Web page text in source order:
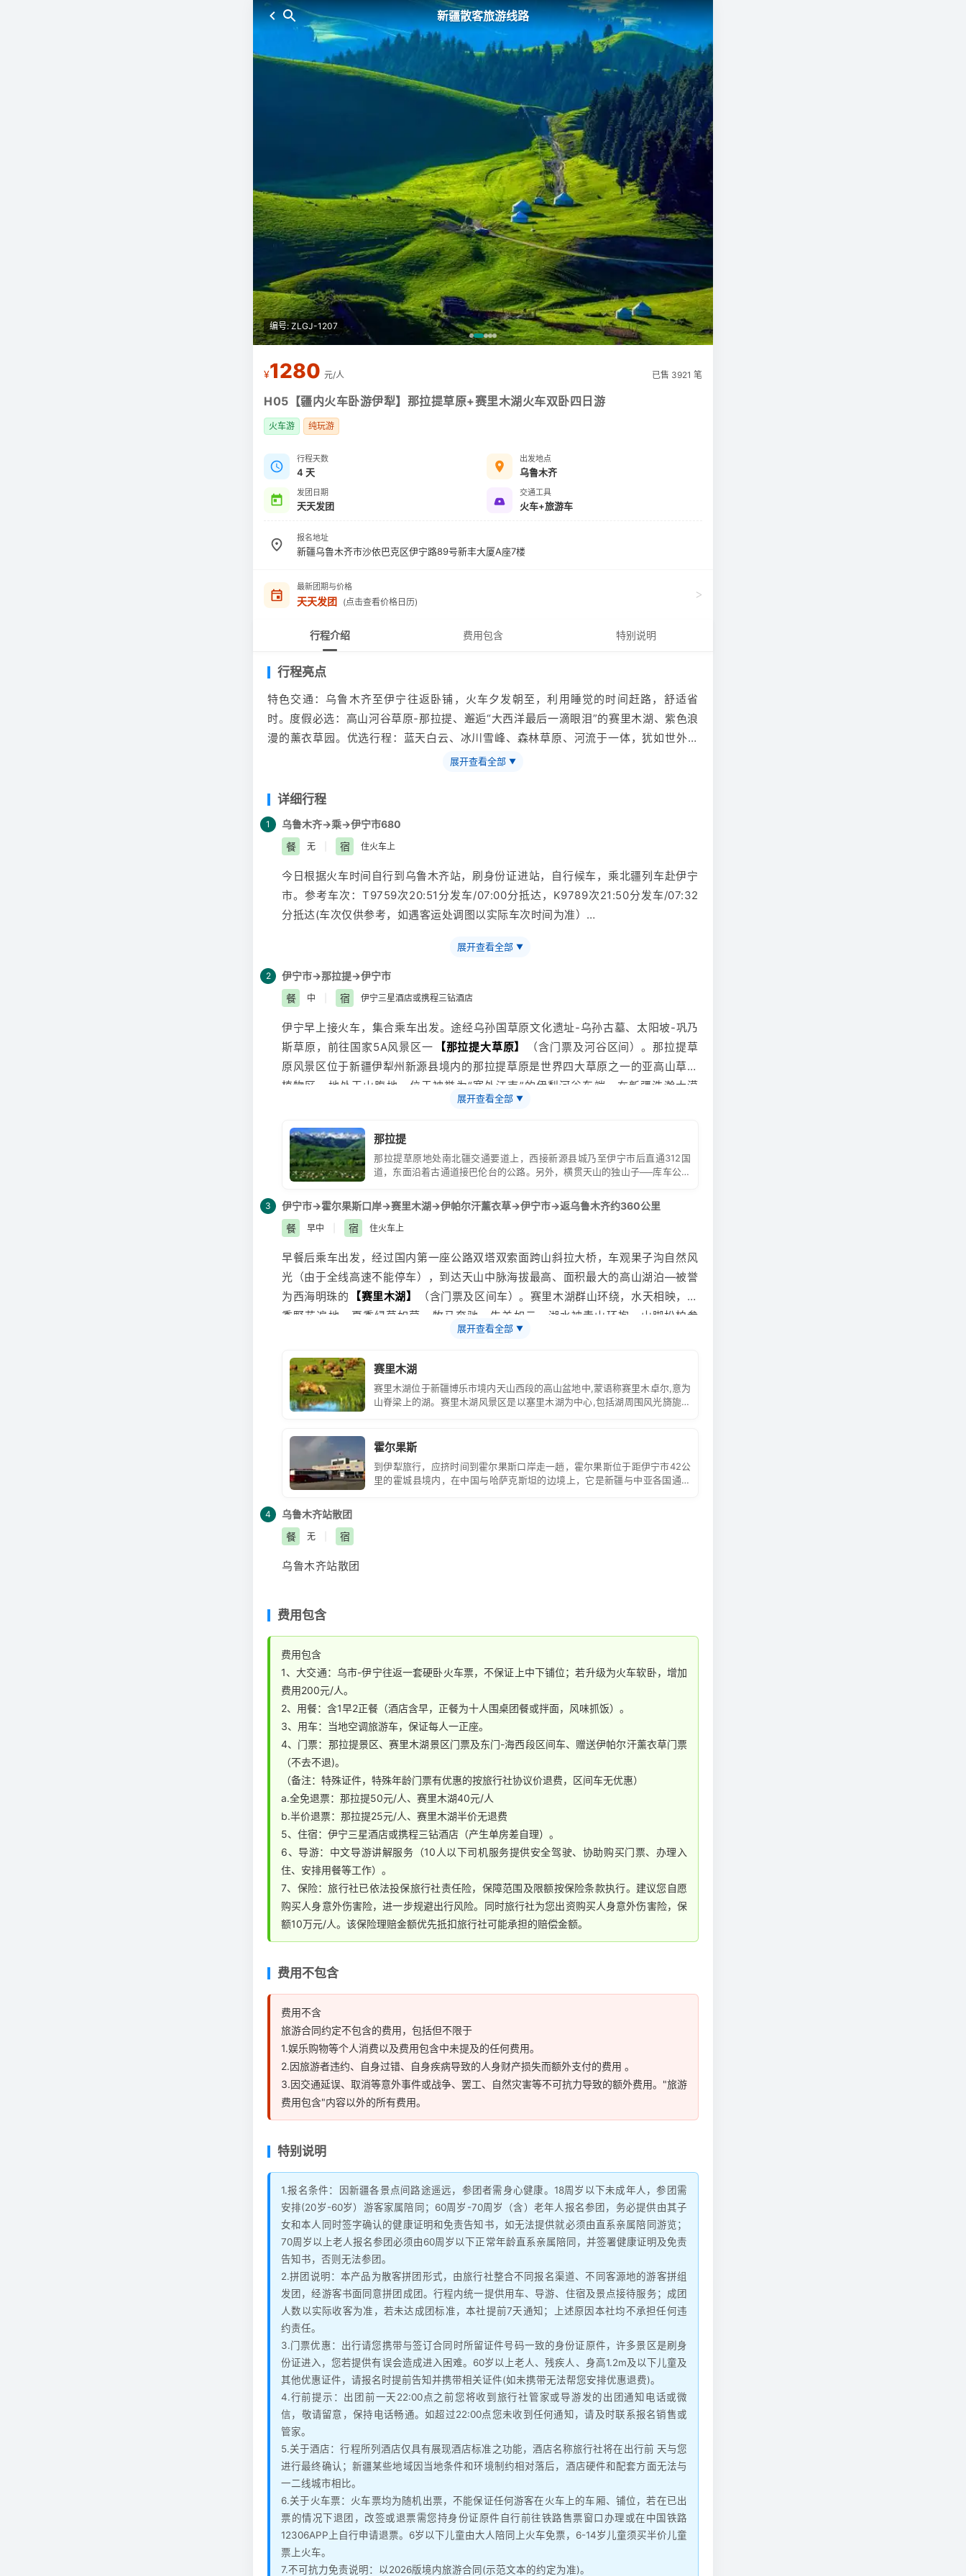
新疆散客旅游线路
编号: ZLGJ-1207
¥1280 元/人 已售 3921 笔
H05【疆内火车卧游伊犁】那拉提草原+赛里木湖火车双卧四日游
火车游 纯玩游
行程天数
4 天
出发地点
乌鲁木齐
发团日期
天天发团
交通工具
火车+旅游车
报名地址
新疆乌鲁木齐市沙依巴克区伊宁路89号新丰大厦A座7楼
最新团期与价格
天天发团 (点击查看价格日历)
>
行程介绍 费用包含 特别说明
行程亮点
特色交通：乌鲁木齐至伊宁往返卧铺，火车夕发朝至，利用睡觉的时间赶路，舒适省
时。度假必选：高山河谷草原-那拉提、邂逅“大西洋最后一滴眼泪”的赛里木湖、紫色浪
漫的薰衣草园。优选行程：蓝天白云、冰川雪峰、森林草原、河流于一体，犹如世外桃
源。服务保障：全程零购物、游览时间更充足，让您尽享旅行乐趣。贴心管家：优秀导
酒店。大众出行：父母游、亲子游、交友团、商务人士的最佳首选。
展开查看全部 ▼
详细行程
1 乌鲁木齐→乘→伊宁市680
餐
无 宿 住火车上
今日根据火车时间自行到乌鲁木齐站，刷身份证进站，自行候车，乘北疆列车赴伊宁
市。参考车次：T9759次20:51分发车/07:00分抵达，K9789次21:50分发车/07:32
分抵达(车次仅供参考，如遇客运处调图以实际车次时间为准）
火车票为电子客票，具体车次、开车时间、车厢号等信息可以在本人铁路12306APP
查看。
出发前检查身份证（小孩户口本）是否带齐。请于出发当日火车开车前2小时至乌鲁
木齐站北广场，持身份证安检进站候车。接团导游或司机会提前与您联系，请务必保
持手机畅通。
3、列车未配备餐车，请您上火车前自行用餐或自备食品。
展开查看全部 ▼
2
伊宁市→那拉提→伊宁市
餐
中 宿 伊宁三星酒店或携程三钻酒店
伊宁早上接火车，集合乘车出发。途经乌孙国草原文化遗址-乌孙古墓、太阳坡-巩乃
斯草原，前往国家5A风景区一
【那拉提大草原】
（含门票及河谷区间）。那拉提草
原风景区位于新疆伊犁州新源县境内的那拉提草原是世界四大草原之一的亚高山草甸
植物区，地处天山腹地，位于被誉为“塞外江南”的伊犁河谷东端，在新疆浩瀚大漠
中；自古以来就是著名的牧场，交错的河道、平展的河谷、高峻的山峰、茂密的森林
交相辉映，优美的草原风光与当地哈萨克民俗风情结合在一起，成为新疆著名的
观光度假区。那拉提犹如一块镶嵌在黄绸缎上的翡翠，格外耀眼。这里山峦起伏，绿
草如茵，既有草原的辽阔，又有溪水的柔美；既有群山的的俊秀，又有松林如涛的气
势。她以特有的原始的自然风貌，向世人展示天山深处一道宛如立体画卷般的风景长
廊。下午乘车返回伊宁入住。
展开查看全部 ▼
那拉提
那拉提草原地处南北疆交通要道上，西接新源县城乃至伊宁市后直通312国
道，东面沿着古通道接巴伦台的公路。另外，横贯天山的独山子──库车公路
县城乃至伊宁市后直通312国道，东面沿着古通道接巴伦台的公路。另外，横
贯天山的独
3
伊宁市→霍尔果斯口岸→赛里木湖→伊帕尔汗薰衣草→伊宁市→返乌鲁木齐约360公里
餐
早中 宿 住火车上
早餐后乘车出发，经过国内第一座公路双塔双索面跨山斜拉大桥，车观果子沟自然风
光（由于全线高速不能停车），到达天山中脉海拔最高、面积最大的高山湖泊—被誉
为西海明珠的
【赛里木湖】
（含门票及区间车）。赛里木湖群山环绕，水天相映，春
季野花遍地，夏季绿草如茵，牧马奔驰，牛羊如云，湖水被青山环抱，山脚松柏参
天，山腰云山雾罩，天月共色，似一幅充满雄旷清澈的诗意画卷。秋季云海苍茫，冬
季瑞雪飞舞，银装素裹，苍松与白雪相映，湖面镶在冰山雪原中，一方寂静北国的林
海雪原。游览结束后赴中国西部最大的陆路口岸
中哈贸易的繁华景象。后前往参观【伊帕尔汗薰衣草】（赠送项目）。然后安排送火
车站，乘火车返乌鲁木齐
展开查看全部 ▼
赛里木湖
赛里木湖位于新疆博乐市境内天山西段的高山盆地中,蒙语称赛里木卓尔,意为
山脊梁上的湖。赛里木湖风景区是以塞里木湖为中心,包括湖周围风光旖旎的
霍尔果斯
到伊犁旅行，应挤时间到霍尔果斯口岸走一趟，霍尔果斯位于距伊宁市42公
里的霍城县境内，在中国与哈萨克斯坦的边境上，它是新疆与中亚各国通商
4
乌鲁木齐站散团
餐
无 宿
乌鲁木齐站散团
费用包含
费用包含
1、大交通：乌市-伊宁往返一套硬卧火车票，不保证上中下铺位；若升级为火车软卧，增加
费用200元/人。
2、用餐：含1早2正餐（酒店含早，正餐为十人围桌团餐或拌面，风味抓饭）。
3、用车：当地空调旅游车，保证每人一正座。
4、门票：那拉提景区、赛里木湖景区门票及东门-海西段区间车、赠送伊帕尔汗薰衣草门票
（不去不退)。
（备注：特殊证件，特殊年龄门票有优惠的按旅行社协议价退费，区间车无优惠）
a.全免退票：那拉提50元/人、赛里木湖40元/人
b.半价退票：那拉提25元/人、赛里木湖半价无退费
5、住宿：伊宁三星酒店或携程三钻酒店（产生单房差自理）。
6、导游：中文导游讲解服务（10人以下司机服务提供安全驾驶、协助购买门票、办理入
住、安排用餐等工作）。
7、保险：旅行社已依法投保旅行社责任险，保障范围及限额按保险条款执行。建议您自愿
购买人身意外伤害险，进一步规避出行风险。同时旅行社为您出资购买人身意外伤害险，保
额10万元/人。该保险理赔金额优先抵扣旅行社可能承担的赔偿金额。
费用不包含
费用不含
旅游合同约定不包含的费用，包括但不限于
1.娱乐购物等个人消费以及费用包含中未提及的任何费用。
2.因旅游者违约、自身过错、自身疾病导致的人身财产损失而额外支付的费用 。
3.因交通延误、取消等意外事件或战争、罢工、自然灾害等不可抗力导致的额外费用。"旅游
费用包含"内容以外的所有费用。
特别说明
1.报名条件：因新疆各景点间路途遥远，参团者需身心健康。18周岁以下未成年人，参团需
安排(20岁-60岁）游客家属陪同；60周岁-70周岁（含）老年人报名参团，务必提供由其子
女和本人同时签字确认的健康证明和免责告知书，如无法提供就必须由直系亲属陪同游览；
70周岁以上老人报名参团必须由60周岁以下正常年龄直系亲属陪同，并签署健康证明及免责
告知书，否则无法参团。
2.拼团说明：本产品为散客拼团形式，由旅行社整合不同报名渠道、不同客源地的游客拼组
发团，经游客书面同意拼团成团。行程内统一提供用车、导游、住宿及景点接待服务；成团
人数以实际收客为准，若未达成团标准，本社提前7天通知；上述原因本社均不承担任何违
约责任。
3.门票优惠：出行请您携带与签订合同时所留证件号码一致的身份证原件，许多景区是刷身
份证进入，您若提供有误会造成进入困难。60岁以上老人、残疾人、身高1.2m及以下儿童及
其他优惠证件，请报名时提前告知并携带相关证件(如未携带无法帮您安排优惠退费)。
4.行前提示：出团前一天22:00点之前您将收到旅行社管家或导游发的出团通知电话或微
信，敬请留意，保持电话畅通。如超过22:00点您未收到任何通知，请及时联系报名销售或
管家。
5.关于酒店：行程所列酒店仅具有展现酒店标准之功能，酒店名称旅行社将在出行前 天与您
进行最终确认；新疆某些地域因当地条件和环境制约相对落后，酒店硬件和配套方面无法与
一二线城市相比。
6.关于火车票：火车票均为随机出票，不能保证任何游客在火车上的车厢、铺位，若在已出
票的情况下退团，改签或退票需您持身份证原件自行前往铁路售票窗口办理或在中国铁路
12306APP上自行申请退票。6岁以下儿童由大人陪同上火车免票，6-14岁儿童须买半价儿童
票上火车。
7.不可抗力免责说明：以2026版境内旅游合同(示范文本的约定为准)。